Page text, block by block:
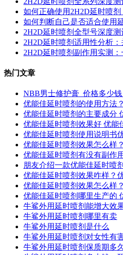
如何正确使用2H2D延时喷
如何判断自己是否适合使用
2H2D延时喷剂全型号深度
2H2D延时喷剂适用性分析
2H2D延时喷剂副作用实测
热门文章
NBB男士修护膏_价格多少
优能佳延时喷剂的使用方法
优能佳延时喷剂的主要成分
优能佳延时喷剂效果好 优能
优能佳延时喷剂使用说明书
优能佳延时喷剂效果怎么样
优能佳延时喷剂有没有副作
朋友介绍一款优能佳延时喷
优能佳延时喷剂效果咋样？
优能佳延时喷剂效果怎么样
优能佳延时喷剂哪里生产的
牛鲨外用延时喷剂能增大效
牛鲨外用延时喷剂哪里有卖
牛鲨外用延时喷剂是什么
牛鲨外用延时喷剂对女性有
牛鲨外用延时喷剂保质期多久